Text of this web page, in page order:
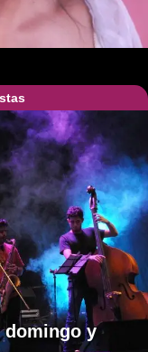
domingo y